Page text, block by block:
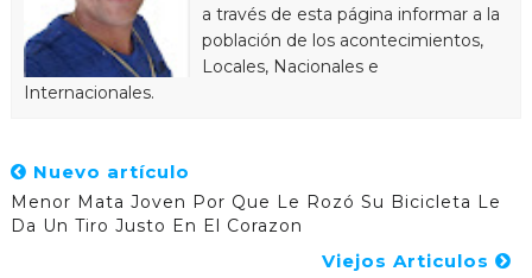
a través de esta página informar a la
población de los acontecimientos,
Locales, Nacionales e
Internacionales.
Nuevo artículo
Menor Mata Joven Por Que Le Rozó Su Bicicleta Le
Da Un Tiro Justo En El Corazon
Viejos Articulos